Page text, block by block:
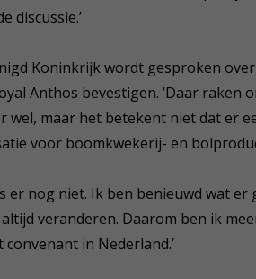
discussie.’
Koninkrijk wordt gesproken
Anthos bevestigen. ‘Daar raken
wel, maar het betekent niet dat er
voor boomkwekerij- en
er nog niet. Ik ben benieuwd wat
veranderen. Daarom ben ik
in Nederland.’